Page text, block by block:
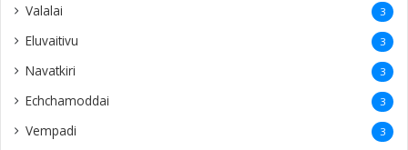
Valalai 3
Eluvaitivu 3
Navatkiri 3
Echchamoddai 3
Vempadi 3